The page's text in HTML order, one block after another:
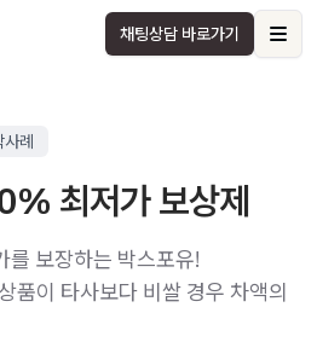
채팅상담 바로가기
사례
최저가 보상제
보장하는 박스포유!
품이 타사보다 비쌀 경우 차액의